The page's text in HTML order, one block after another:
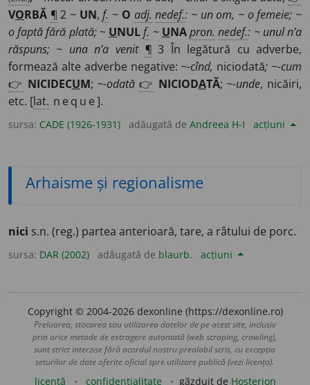
VORBĂ ¶ 2 ~ UN,f. ~ O adj. nedef.: ~ un om, ~ o femeie; ~
o faptă fără plată;~ UNUL f. ~ UNApron. nedef.: ~ unul n’a
răspuns; ~ una n’a venit ¶ 3 În legătură cu adverbe,
formează alte adverbe negative: ~-cînd, niciodată; ~-cum
👉 NICIDECUM; ~-odată 👉 NICIODATĂ; ~-unde, nicăiri,
etc. [lat. neque].
sursa: CADE (1926-1931) adăugată de Andreea H-I acțiuni
Arhaisme și regionalisme
nici s.n. (reg.) partea anterioară, tare, a râtului de porc.
sursa: DAR (2002) adăugată de blaurb. acțiuni
Copyright © 2004-2026 dexonline (https://dexonline.ro)
Preluarea, stocarea sau utilizarea datelor de pe acest site, inclusiv
prin orice metode de extragere automată (web scraping, crawling),
sunt strict interzise fără acordul nostru prealabil scris, cu excepția
seturilor de date oferite oficial spre utilizare publică (vezi licența).
licență confidențialitate găzduit de Hosterion